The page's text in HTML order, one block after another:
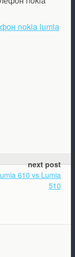
nokia lumia
next post
610 vs Lumia
510